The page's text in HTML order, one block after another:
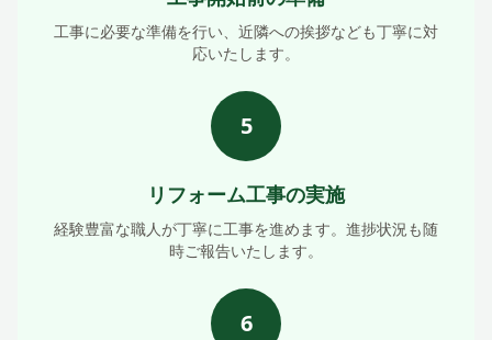
工事に必要な準備を行い、近隣への挨拶なども丁寧に対
応いたします。
5
リフォーム工事の実施
経験豊富な職人が丁寧に工事を進めます。進捗状況も随
時ご報告いたします。
6